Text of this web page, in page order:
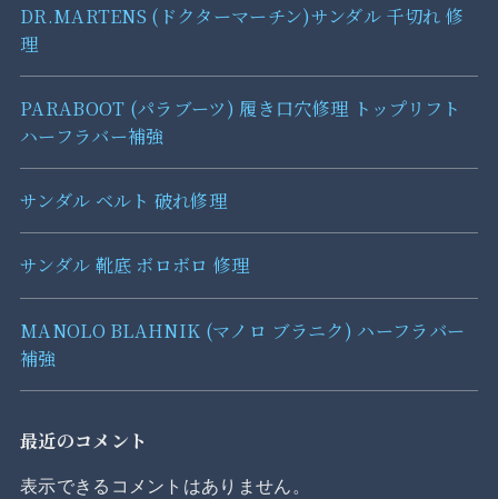
DR.MARTENS (ドクターマーチン)サンダル 千切れ 修
理
PARABOOT (パラブーツ) 履き口穴修理 トップリフト
ハーフラバー補強
サンダル ベルト 破れ修理
サンダル 靴底 ボロボロ 修理
MANOLO BLAHNIK (マノロ ブラニク) ハーフラバー
補強
最近のコメント
表示できるコメントはありません。